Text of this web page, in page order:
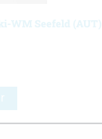
WM Seefeld (AUT)